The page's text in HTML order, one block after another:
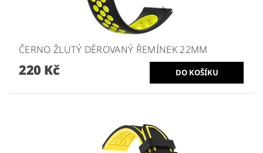
ČERNO ŽLUTÝ DĚROVANÝ ŘEMÍNEK 22MM
220 Kč